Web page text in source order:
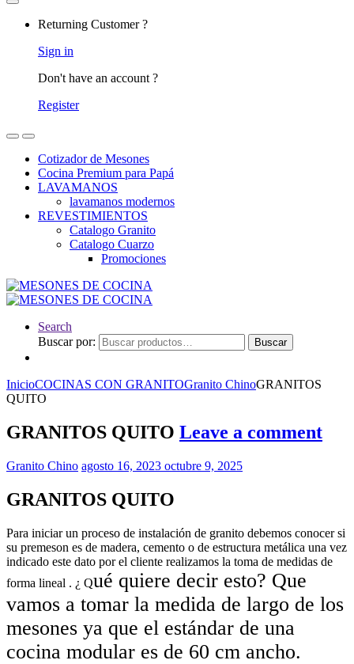
Returning Customer ?
Sign in
Don't have an account ?
Register
Cotizador de Mesones
Cocina Premium para Papá
LAVAMANOS
lavamanos modernos
REVESTIMIENTOS
Catalogo Granito
Catalogo Cuarzo
Promociones
Search
Buscar por:
Buscar
InicioCOCINAS CON GRANITOGranito ChinoGRANITOS
QUITO
GRANITOS QUITO Leave a comment
Granito Chino agosto 16, 2023 octubre 9, 2025
GRANITOS QUITO
Para iniciar un proceso de instalación de granito debemos conocer si
su premeson es de madera, cemento o de estructura metálica una vez
indicado este dato por el cliente realizamos la toma de medidas de
forma lineal . ¿ Qué quiere decir esto? Que
vamos a tomar la medida de largo de los
mesones ya que el estándar de una
cocina modular es de 60 cm ancho.